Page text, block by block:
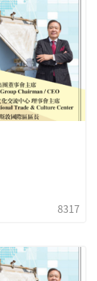
8317